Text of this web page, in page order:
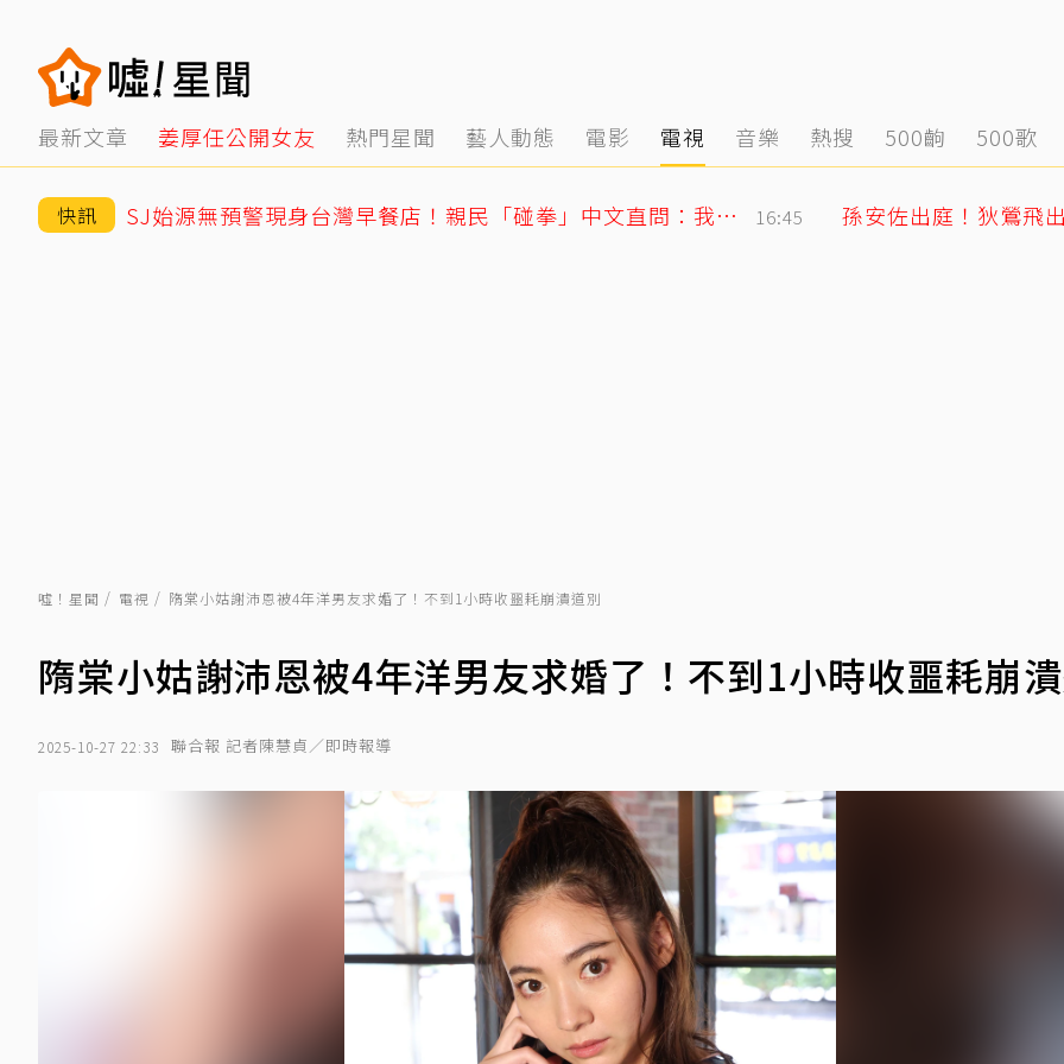
最新文章 姜厚任公開女友 熱門星聞 藝人動態 電影 電視 音樂 熱搜 500齣 500歌
快訊 SJ始源無預警現身台灣早餐店！親民「碰拳」中文直問：我停車可以嗎？ 16:45
噓！星聞 電視 隋棠小姑謝沛恩被4年洋男友求婚了！不到1小時收噩耗崩潰道別
隋棠小姑謝沛恩被4年洋男友求婚了！不到1小時收噩耗崩
2025-10-27 22:33 聯合報 記者陳慧貞／即時報導